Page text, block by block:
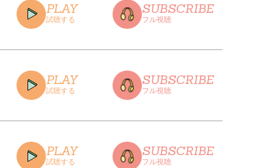
PLAY
試聴する
SUBSCRIBE
フル視聴
CLOSE
PLAY
試聴する
SUBSCRIBE
フル視聴
PLAY
試聴する
SUBSCRIBE
フル視聴